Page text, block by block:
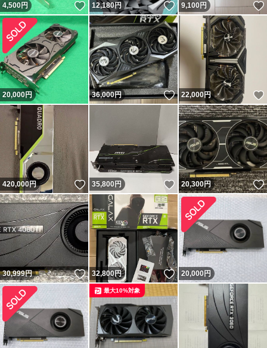
4,500円 いいね！
12,180円 いいね！
9,100 円
20,000円 36,000円 いいね！
22,000円
420,000円 いいね！
35,800円 いいね！
20,300円
30,999円 いいね！
32,800円 いいね！
20,000円
最大10%対象